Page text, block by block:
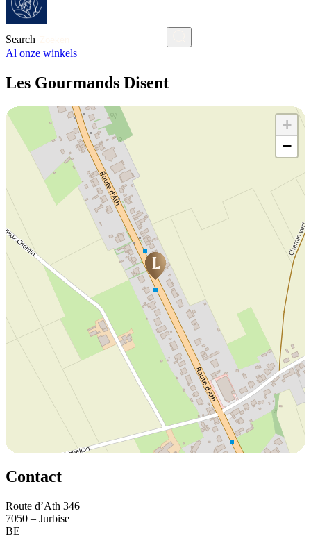
Search
Al onze winkels
Les Gourmands Disent
+
−
Contact
Route d’Ath 346
7050 – Jurbise
BE